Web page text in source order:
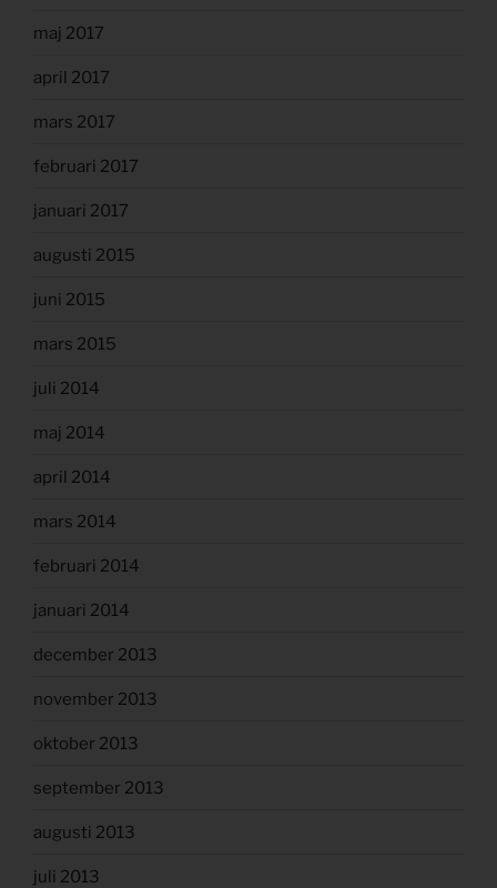
maj 2017
april 2017
mars 2017
februari 2017
januari 2017
augusti 2015
juni 2015
mars 2015
juli 2014
maj 2014
april 2014
mars 2014
februari 2014
januari 2014
december 2013
november 2013
oktober 2013
september 2013
augusti 2013
juli 2013